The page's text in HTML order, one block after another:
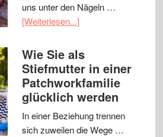
uns unter den Nägeln …
[Weiterlesen...]
Wie Sie als
Stiefmutter in einer
Patchworkfamilie
glücklich werden
In einer Beziehung trennen
sich zuweilen die Wege …